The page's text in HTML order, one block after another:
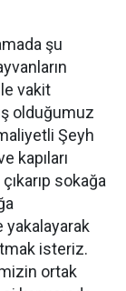
şu
vakit
olduğumuz
Şeyh
kapıları
sokağa
yakalayarak
isteriz.
ortak